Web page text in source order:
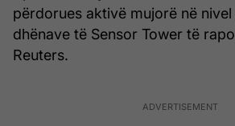
përdorues aktivë mujorë në
dhënave të Sensor Tower të
Reuters.